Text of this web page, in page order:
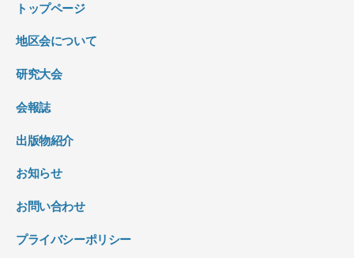
トップページ
地区会について
研究大会
会報誌
出版物紹介
お知らせ
お問い合わせ
プライバシーポリシー